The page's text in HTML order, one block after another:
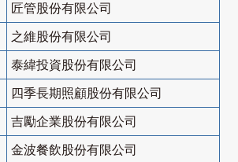
匠管股份有限公司
之維股份有限公司
泰緯投資股份有限公司
四季長期照顧股份有限公司
吉勵企業股份有限公司
金波餐飲股份有限公司